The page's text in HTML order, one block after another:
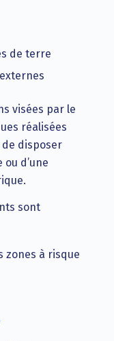
de terre
visées par le
réalisées
de disposer
d’une
sont
zones à risque